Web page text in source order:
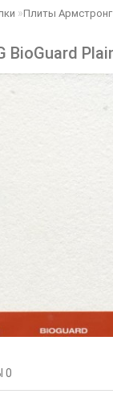
Плиты Армстронг
BioGuard
0